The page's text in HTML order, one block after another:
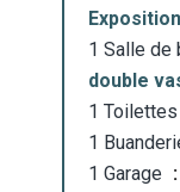
1 Salle de
double
1 Toilettes
1
1 Garage